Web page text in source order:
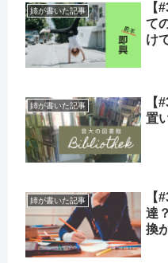
姉が書いた記事
【
て
け
姉が書いた記事
【
置
姉が書いた記事
【
達
換